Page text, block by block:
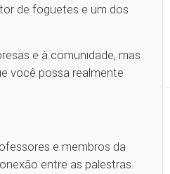
de foguetes e um dos
e à comunidade, mas
você possa realmente
e membros da
entre as palestras.